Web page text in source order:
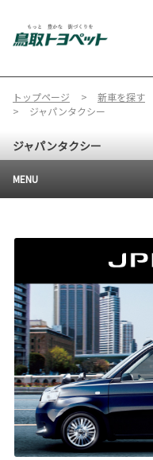
トップページ 新車を探す
ジャパンタクシー
ジャパンタクシー
MENU